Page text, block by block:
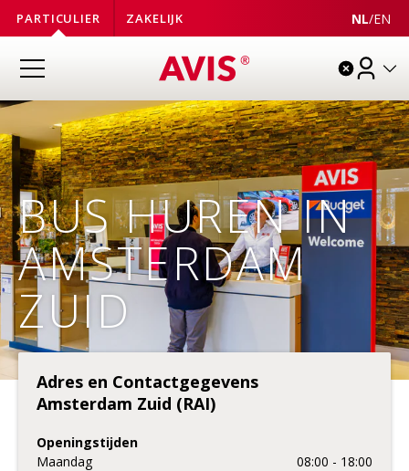
PARTICULIER ZAKELIJK NL/EN
BUS HUREN IN
AMSTERDAM
ZUID
Adres en Contactgegevens
Amsterdam Zuid (RAI)
Openingstijden
Maandag
08:00 - 18:00